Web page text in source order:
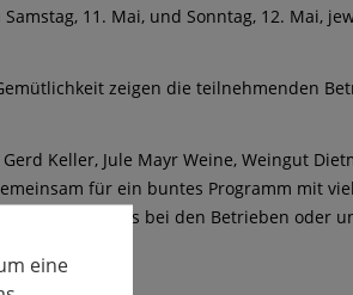
11. Mai, und Sonntag, 12. Mai,
zeigen die teilnehmenden
Keller, Jule Mayr Weine, Weingut
für ein buntes Programm mit viel
gibt es bei den Betrieben oder
eine